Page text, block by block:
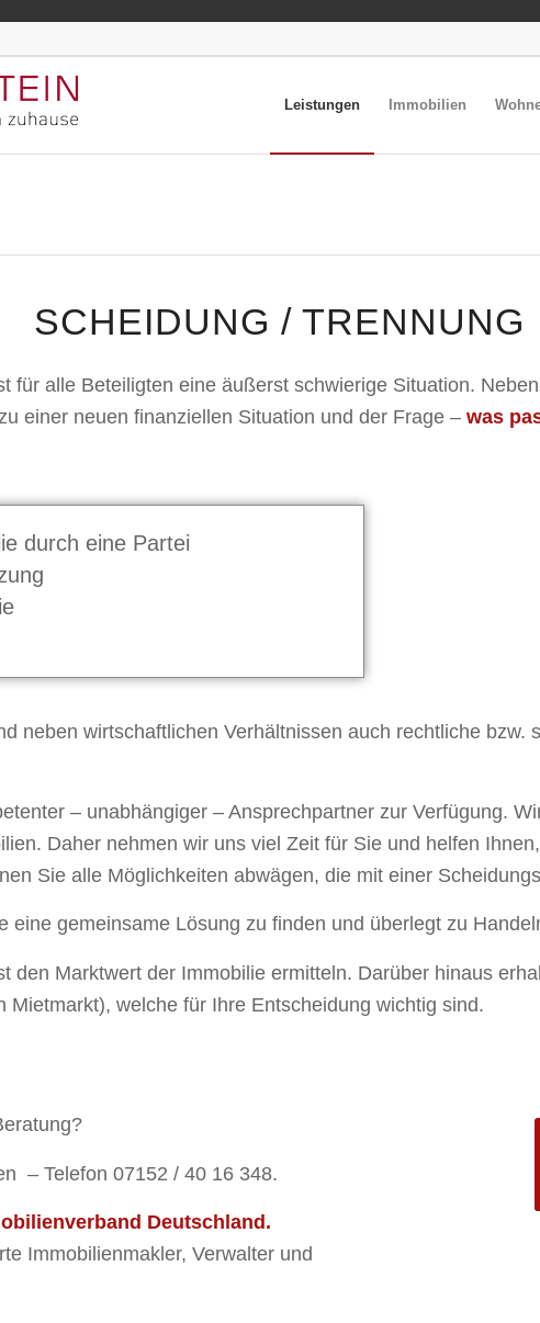
Leistungen Immobilien
SCHEIDUNG / TRENNUNG
für alle Beteiligten eine äußerst schwierige Situation.
einer neuen finanziellen Situation und der Frage – was
durch eine Partei
neben wirtschaftlichen Verhältnissen auch rechtliche bzw.
– unabhängiger – Ansprechpartner zur Verfügung.
Daher nehmen wir uns viel Zeit für Sie und helfen
Sie alle Möglichkeiten abwägen, die mit einer
eine gemeinsame Lösung zu finden und überlegt zu
den Marktwert der Immobilie ermitteln. Darüber hinaus
Mietmarkt), welche für Ihre Entscheidung wichtig sind.
– Telefon 07152 / 40 16 348.
Deutschland.
Immobilienmakler, Verwalter und